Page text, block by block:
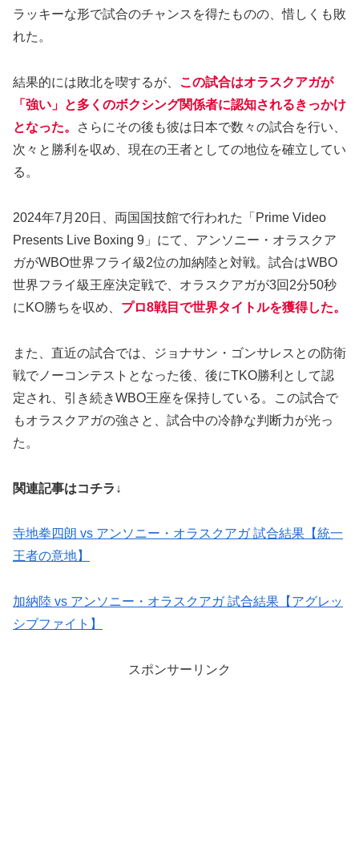
ラッキーな形で試合のチャンスを得たものの、惜しくも敗
れた。
結果的には敗北を喫するが、 この試合はオラスクアガが
「強い」と多くのボクシング関係者に認知されるきっかけ
となった。
さらにその後も彼は日本で数々の試合を行い、
次々と勝利を収め、現在の王者としての地位を確立してい
る。
2024年7月20日、両国国技館で行われた「Prime Video
Presents Live Boxing 9」にて、アンソニー・オラスクア
ガがWBO世界フライ級2位の加納陸と対戦。試合はWBO
世界フライ級王座決定戦で、オラスクアガが3回2分50秒
にKO勝ちを収め、 プロ8戦目で世界タイトルを獲得した。
また、直近の試合では、ジョナサン・ゴンサレスとの防衛
戦でノーコンテストとなった後、後にTKO勝利として認
定され、引き続きWBO王座を保持している。この試合で
もオラスクアガの強さと、試合中の冷静な判断力が光っ
た。
関連記事はコチラ↓
寺地拳四朗 vs アンソニー・オラスクアガ 試合結果【統一
王者の意地】
加納陸 vs アンソニー・オラスクアガ 試合結果【アグレッ
シブファイト】
スポンサーリンク